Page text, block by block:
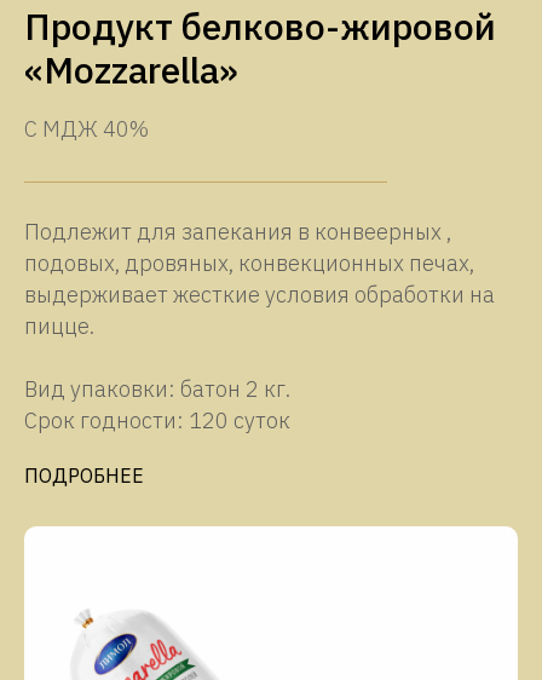
Продукт белково-жировой
«Mozzarella»
С МДЖ 40%
Подлежит для запекания в конвеерных ,
подовых, дровяных, конвекционных печах,
выдерживает жесткие условия обработки на
пицце.
Вид упаковки: батон 2 кг.
Срок годности: 120 суток
ПОДРОБНЕЕ